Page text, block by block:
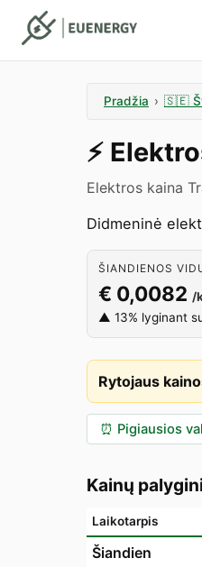
Pradžia › 🇸🇪
⚡️
Elektros kaina
Didmeninė
ŠIANDIENOS
€ 0,0082 /
▲ 13% lyginant
Rytojaus
⏰ Pigiausios
Kainų
Laikotarpis
Šiandien